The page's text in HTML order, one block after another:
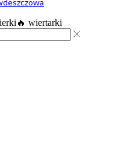
🔥 wiertarki